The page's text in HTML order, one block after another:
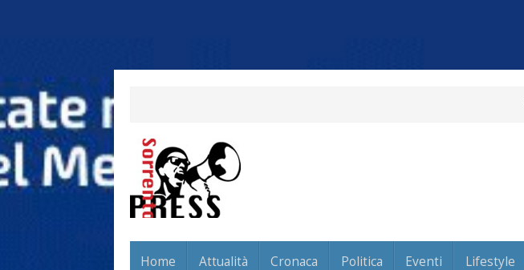
Home Attualità Cronaca Politica Eventi Lifestyle